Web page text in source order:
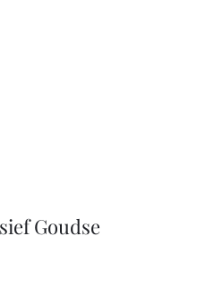
Goudse